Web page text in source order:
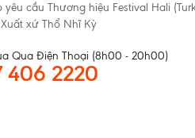
yêu cầu Thương hiệu Festival Hali
xứ Thổ Nhĩ Kỳ
Qua Điện Thoại (8h00 - 20h00)
406 2220